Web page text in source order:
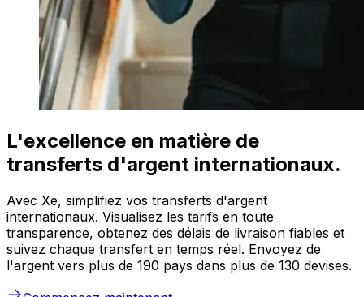
L'excellence en matière de
transferts d'argent internationaux.
Avec Xe, simplifiez vos transferts d'argent
internationaux. Visualisez les tarifs en toute
transparence, obtenez des délais de livraison fiables et
suivez chaque transfert en temps réel. Envoyez de
l'argent vers plus de 190 pays dans plus de 130 devises.